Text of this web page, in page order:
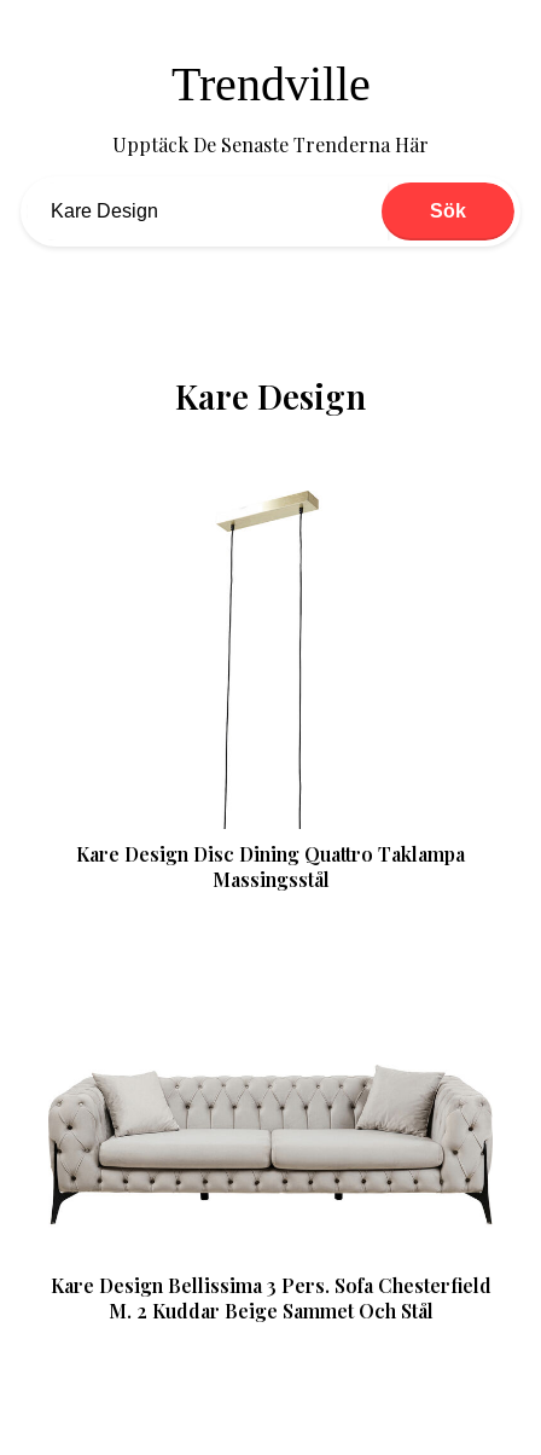
Trendville
Upptäck De Senaste Trenderna Här
Sök
Kare Design
Kare Design Disc Dining Quattro Taklampa
Massingsstål
Kare Design Bellissima 3 Pers. Sofa Chesterfield
M. 2 Kuddar Beige Sammet Och Stål